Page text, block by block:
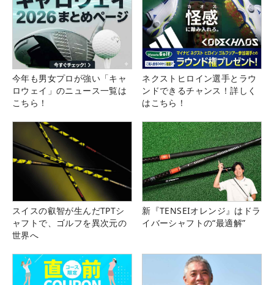
今年も男女プロが強い「キャ
ロウェイ」のニュース一覧は
こちら！
ネクストヒロイン選手とラウ
ンドできるチャンス！詳しく
はこちら！
スイスの叡智が生んだTPTシ
ャフトで、ゴルフを異次元の
世界へ
新『TENSEIオレンジ』はドラ
イバーシャフトの“最適解”